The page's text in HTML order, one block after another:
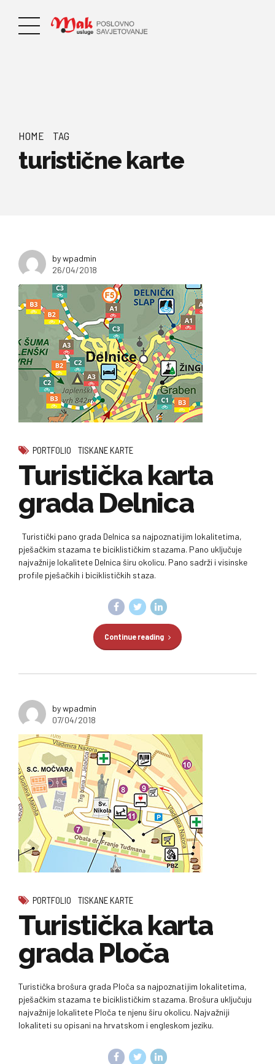
HOME TAG
turistične karte
by wpadmin
26/04/2018
PORTFOLIO TISKANE KARTE
Turistička karta
grada Delnica
Turistički pano grada Delnica sa najpoznatijim lokalitetima,
pješačkim stazama te biciklističkim stazama. Pano uključuje
najvažnije lokalitete Delnica širu okolicu. Pano sadrži i visinske
profile pješačkih i biciklističkih staza.
Continue reading
by wpadmin
07/04/2018
PORTFOLIO TISKANE KARTE
Turistička karta
grada Ploča
Turistička brošura grada Ploča sa najpoznatijim lokalitetima,
pješačkim stazama te biciklističkim stazama. Brošura uključuju
najvažnije lokalitete Ploča te njenu širu okolicu. Najvažniji
lokaliteti su opisani na hrvatskom i engleskom jeziku.